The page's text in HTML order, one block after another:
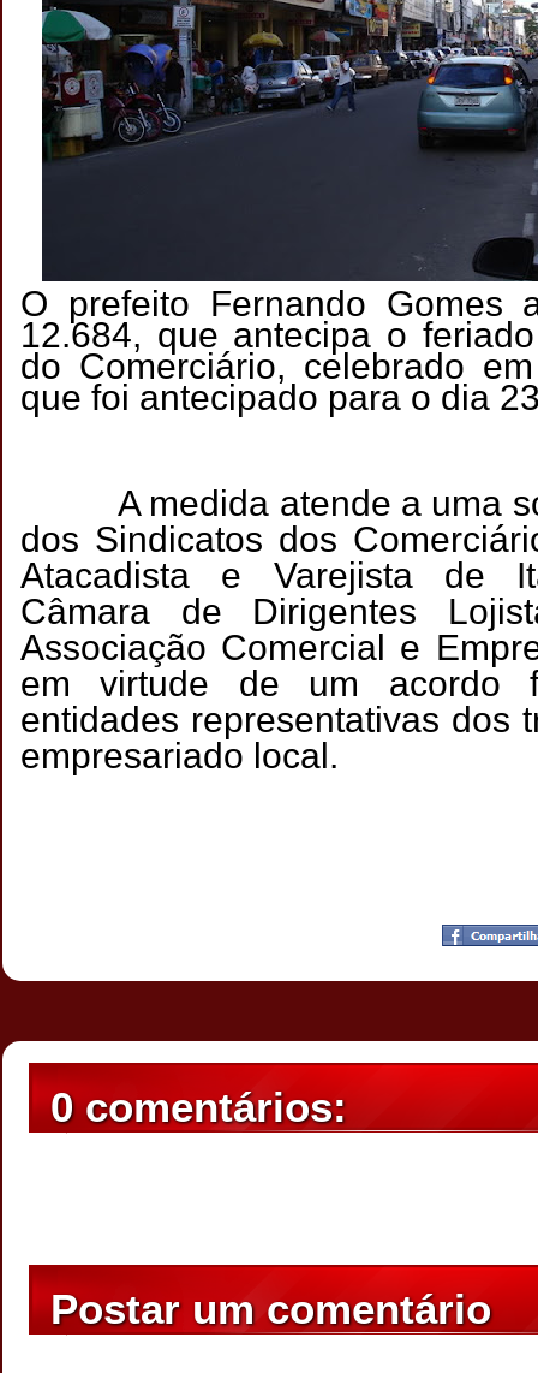
O prefeito Fernando Gomes
12.684, que antecipa o
do Comerciário, celebrado
que foi antecipado para o dia
A medida atende a uma
dos Sindicatos dos
Atacadista e Varejista de
Câmara de Dirigentes
Associação Comercial e
em virtude de um acordo
entidades representativas dos
empresariado local.
20:23
0 comentários:
Postar um comentário